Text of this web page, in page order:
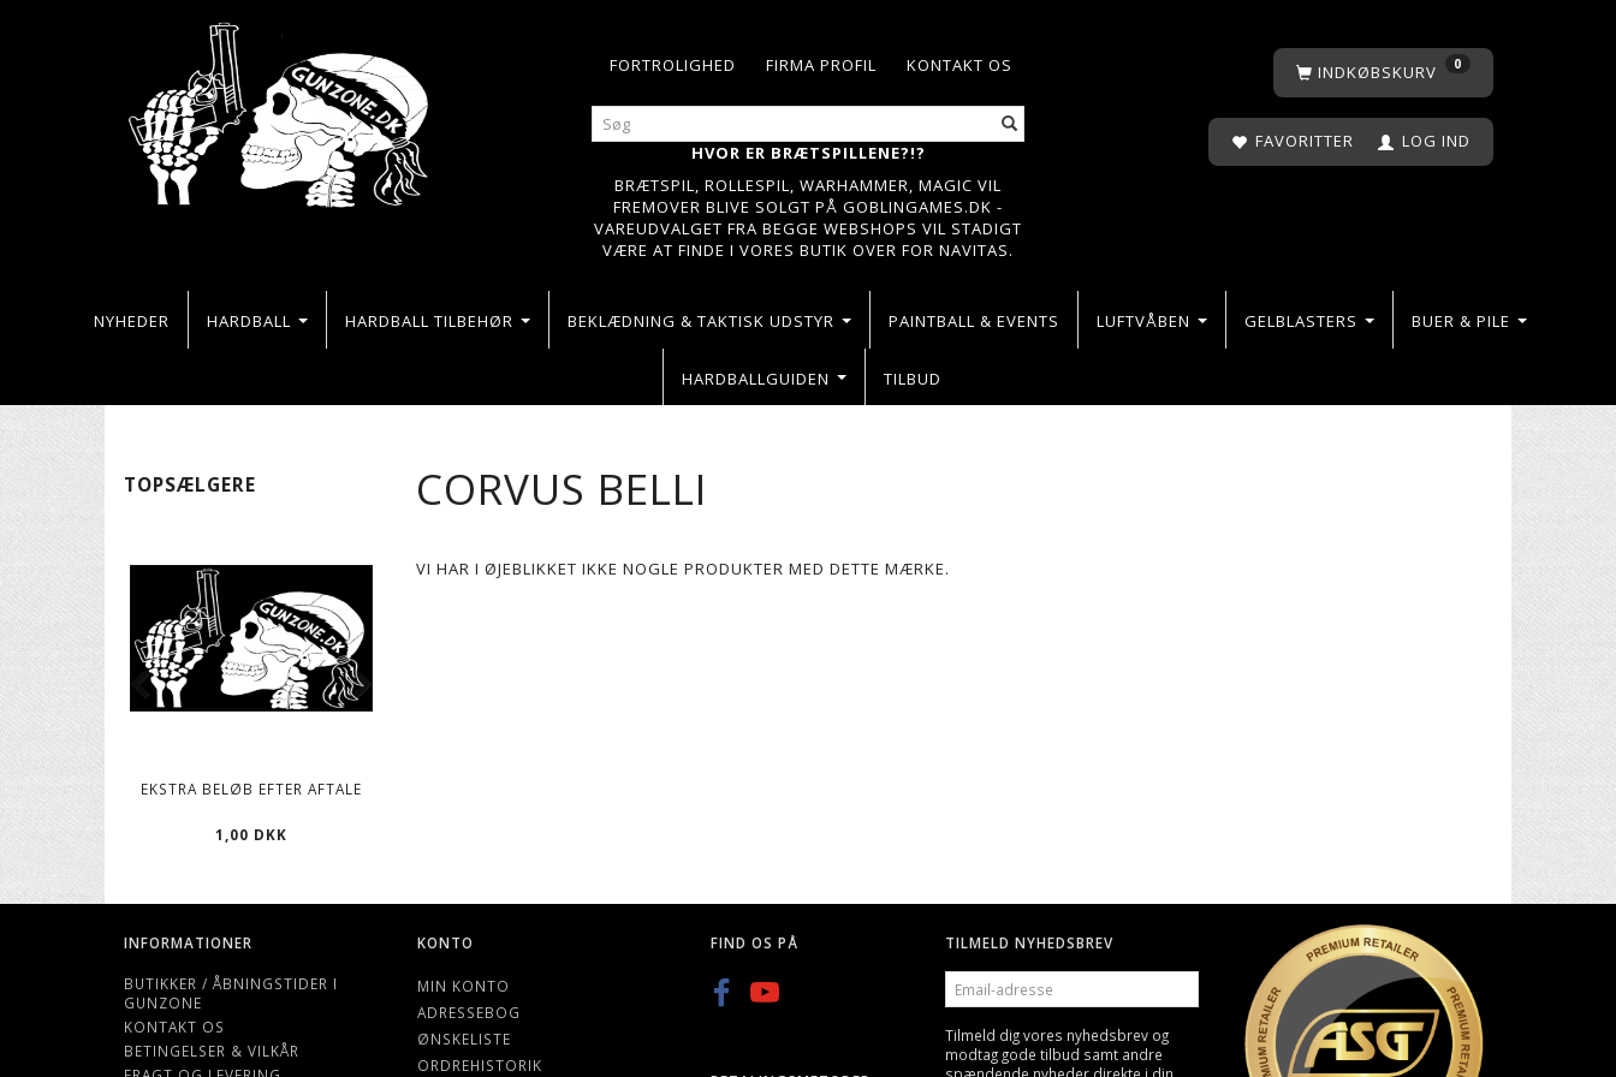
KONTAKT OS
FIRMA PROFIL
FORTROLIGHED
HVOR ER BRÆTSPILLENE?!?
BRÆTSPIL, ROLLESPIL, WARHAMMER, MAGIC VIL
FREMOVER BLIVE SOLGT PÅ GOBLINGAMES.DK -
VAREUDVALGET FRA BEGGE WEBSHOPS VIL STADIGT
VÆRE AT FINDE I VORES BUTIK OVER FOR NAVITAS.
INDKØBSKURV 0
FAVORITTER LOG IND
NYHEDER HARDBALL HARDBALL TILBEHØR BEKLÆDNING & TAKTISK UDSTYR PAINTBALL & EVENTS LUFTVÅBEN GELBLASTERS BUER & PILE
HARDBALLGUIDEN TILBUD
TOPSÆLGERE
EKSTRA BELØB EFTER AFTALE
1,00 DKK
BIO KUGLER, 0,25G -
4000 STK
129,00 DKK
CORVUS BELLI
VI HAR I ØJEBLIKKET IKKE NOGLE PRODUKTER MED DETTE MÆRKE.
INFORMATIONER
BUTIKKER / ÅBNINGSTIDER I
GUNZONE
KONTAKT OS
BETINGELSER & VILKÅR
KONTO
MIN KONTO
ADRESSEBOG
ØNSKELISTE
ORDREHISTORIK
FIND OS PÅ
TILMELD NYHEDSBREV
EMAIL-
ADRESSE
Tilmeld dig vores nyhedsbrev og
modtag gode tilbud samt andre